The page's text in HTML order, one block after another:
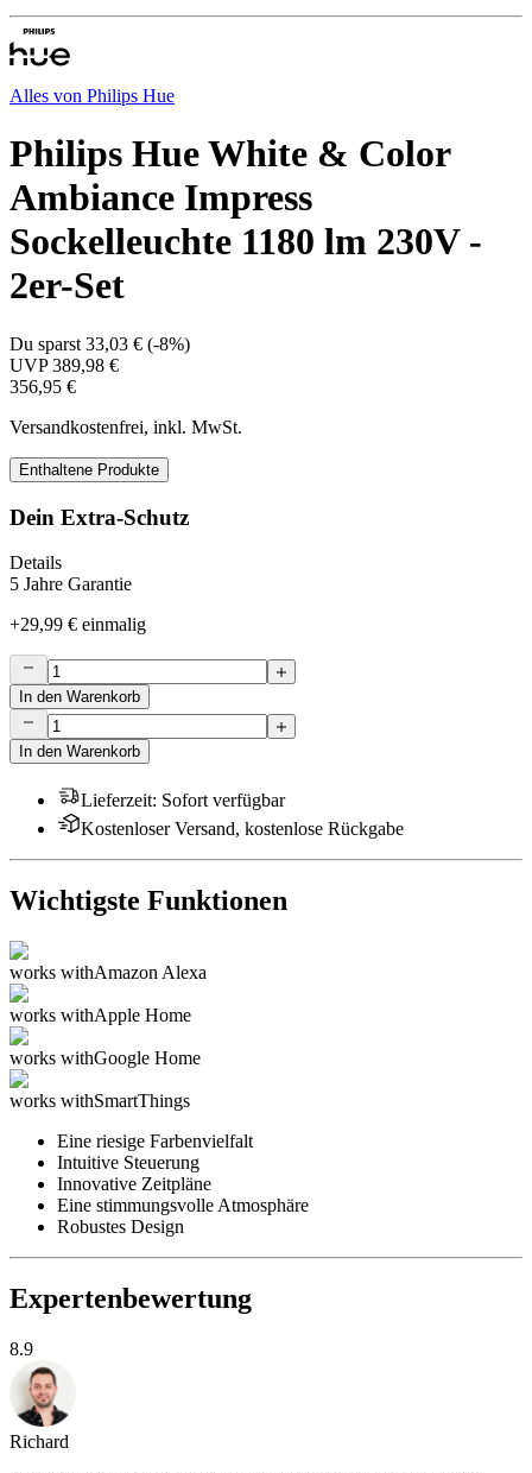
Alles von Philips Hue
Philips Hue White & Color
Ambiance Impress
Sockelleuchte 1180 lm 230V -
2er-Set
Du sparst 33,03 € (-8%)
UVP389,98 €
356,95 €
Versandkostenfrei, inkl. MwSt.
Enthaltene Produkte
Dein Extra-Schutz
Details
5 Jahre Garantie
+29,99 € einmalig
In den Warenkorb
In den Warenkorb
Lieferzeit: Sofort verfügbar
Kostenloser Versand, kostenlose Rückgabe
Wichtigste Funktionen
works withAmazon Alexa
works withApple Home
works withGoogle Home
works withSmartThings
Eine riesige Farbenvielfalt
Intuitive Steuerung
Innovative Zeitpläne
Eine stimmungsvolle Atmosphäre
Robustes Design
Expertenbewertung
8.9
Richard